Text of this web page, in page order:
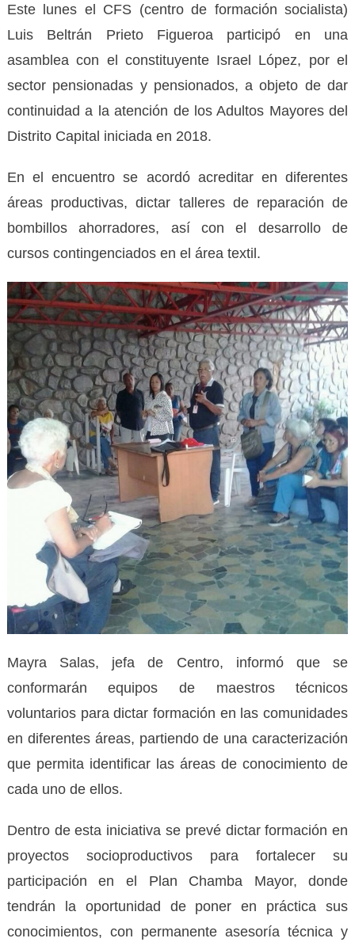
Este lunes el CFS (centro de formación socialista)
Luis Beltrán Prieto Figueroa participó en una
asamblea con el constituyente Israel López, por el
sector pensionadas y pensionados, a objeto de dar
continuidad a la atención de los Adultos Mayores del
Distrito Capital iniciada en 2018.
En el encuentro se acordó acreditar en diferentes
áreas productivas, dictar talleres de reparación de
bombillos ahorradores, así con el desarrollo de
cursos contingenciados en el área textil.
Mayra Salas, jefa de Centro, informó que se
conformarán equipos de maestros técnicos
voluntarios para dictar formación en las comunidades
en diferentes áreas, partiendo de una caracterización
que permita identificar las áreas de conocimiento de
cada uno de ellos.
Dentro de esta iniciativa se prevé dictar formación en
proyectos socioproductivos para fortalecer su
participación en el Plan Chamba Mayor, donde
tendrán la oportunidad de poner en práctica sus
conocimientos, con permanente asesoría técnica y